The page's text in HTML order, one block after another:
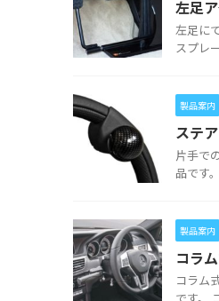
左足
左足に
スプレ
製品案内
ステ
片手で
品です
製品案内
コラ
コラム